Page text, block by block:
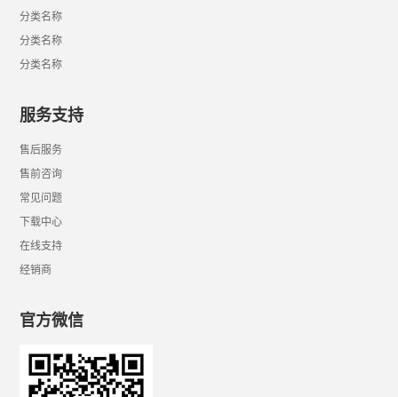
分类名称
分类名称
分类名称
服务支持
售后服务
售前咨询
常见问题
下载中心
在线支持
经销商
官方微信